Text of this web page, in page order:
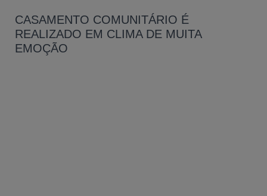
CASAMENTO COMUNITÁRIO É
REALIZADO EM CLIMA DE MUITA
EMOÇÃO